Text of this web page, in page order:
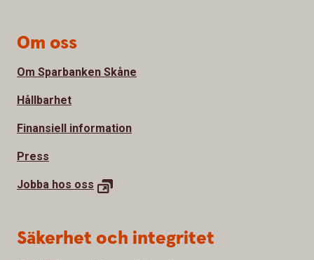
Om oss
Om Sparbanken Skåne
Hållbarhet
Finansiell information
Press
Jobba hos oss
Säkerhet och integritet